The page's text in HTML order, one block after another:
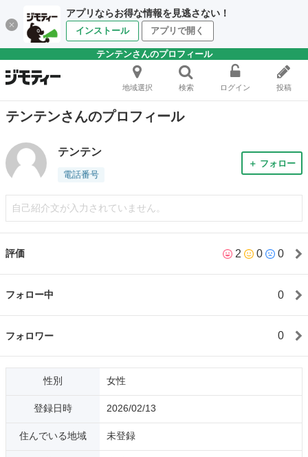
アプリならお得な情報を見逃さない！
インストール アプリで開く
テンテンさんのプロフィール
地域選択 検索 ログイン 投稿
テンテンさんのプロフィール
テンテン
電話番号
＋ フォロー
自己紹介文が入力されていません。
評価 2 0 0
フォロー中 0
フォロワー 0
性別 女性
登録日時 2026/02/13
住んでいる地域 未登録